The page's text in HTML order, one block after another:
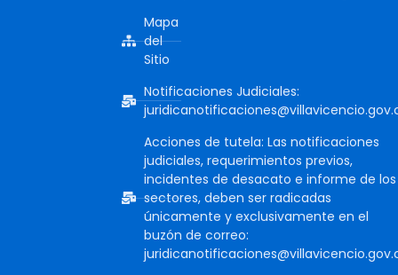
Mapa
del
Sitio
Notificaciones Judiciales:
Acciones de tutela: Las notificaciones
judiciales, requerimientos previos,
incidentes de desacato e informe de los
sectores, deben ser radicadas
únicamente y exclusivamente en el
buzón de correo: